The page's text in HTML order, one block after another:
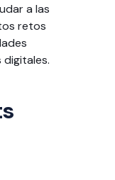
a las
retos